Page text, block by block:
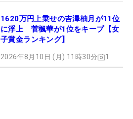
1620万円上乗せの吉澤柚月が11位
に浮上 菅楓華が1位をキープ【女
子賞金ランキング】
2026年8月10日 (月) 11時30分 1